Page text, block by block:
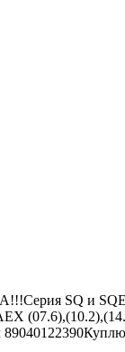
SQ и